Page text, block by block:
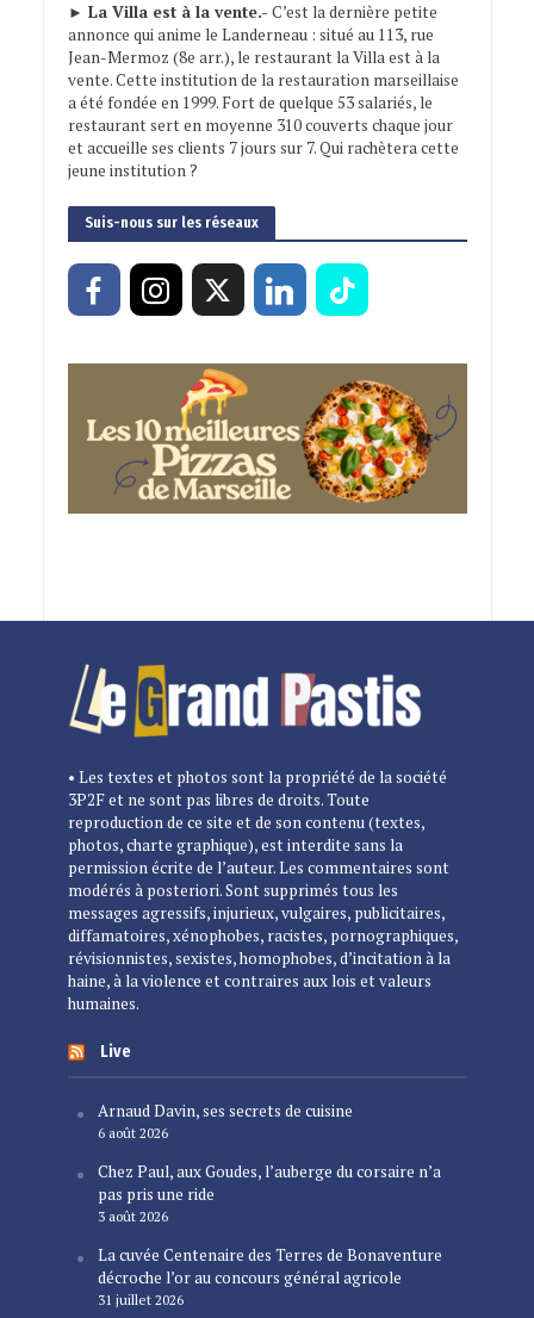
► La Villa est à la vente.- C’est la dernière petite
annonce qui anime le Landerneau : situé au 113, rue
Jean-Mermoz (8e arr.), le restaurant la Villa est à la
vente. Cette institution de la restauration marseillaise
a été fondée en 1999. Fort de quelque 53 salariés, le
restaurant sert en moyenne 310 couverts chaque jour
et accueille ses clients 7 jours sur 7. Qui rachètera cette
jeune institution ?
Suis-nous sur les réseaux
• Les textes et photos sont la propriété de la société
3P2F et ne sont pas libres de droits. Toute
reproduction de ce site et de son contenu (textes,
photos, charte graphique), est interdite sans la
permission écrite de l’auteur. Les commentaires sont
modérés à posteriori. Sont supprimés tous les
messages agressifs, injurieux, vulgaires, publicitaires,
diffamatoires, xénophobes, racistes, pornographiques,
révisionnistes, sexistes, homophobes, d’incitation à la
haine, à la violence et contraires aux lois et valeurs
humaines.
Live
Arnaud Davin, ses secrets de cuisine
6 août 2026
Chez Paul, aux Goudes, l’auberge du corsaire n’a
pas pris une ride
3 août 2026
La cuvée Centenaire des Terres de Bonaventure
décroche l’or au concours général agricole
31 juillet 2026